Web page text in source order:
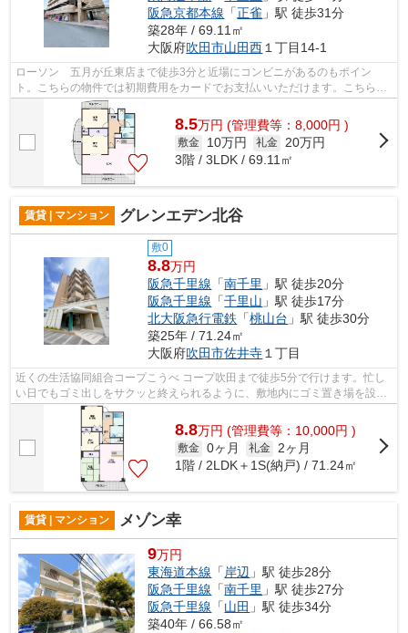
阪急京都本線 「正雀 」駅 徒歩31分
築28年 / 69.11㎡
大阪府吹田市山田西 １丁目14-1
ローソン 五月が丘東店まで徒歩3分と近場にコンビニがあるのもポイン
ト。こちらの物件では初期費用をカードでお支払いいただけます。こちらの
物件はマンションです。共用部には敷地内...
8.5万円 (管理費等：8,000円 )
敷金 10万円 礼金 20万円
3階 / 3LDK / 69.11㎡
賃貸 | マンション グレンエデン北谷
敷0
8.8万円
阪急千里線 「南千里 」駅 徒歩20分
阪急千里線 「千里山 」駅 徒歩17分
北大阪急行電鉄 「桃山台 」駅 徒歩30分
築25年 / 71.24㎡
大阪府吹田市佐井寺 １丁目
近くの生活協同組合コープこうべ コープ吹田まで徒歩5分で行けます。忙し
い日でもゴミ出しをサクッと終えられるように、敷地内にゴミ置き場を設置
しています。防犯対策もバッチリなマ...
8.8万円 (管理費等：10,000円 )
敷金 0ヶ月 礼金
2ヶ月
1階 / 2LDK＋1S(納戸) / 71.24㎡
賃貸 | マンション メゾン幸
9万円
東海道本線 「岸辺 」駅 徒歩28分
阪急千里線 「南千里 」駅 徒歩27分
阪急千里線 「山田 」駅 徒歩34分
築40年 / 66.58㎡